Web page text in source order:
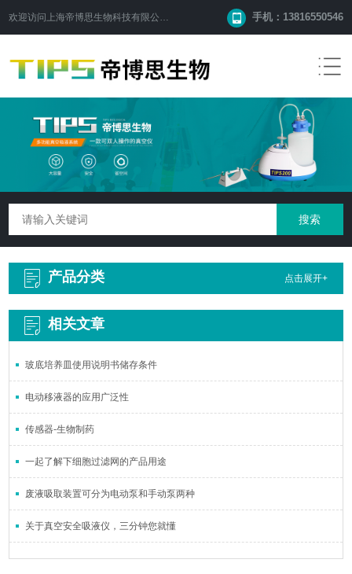
欢迎访问 上海帝博思生物科技有限公司 手机：13816550546
产品分类 点击展开+
相关文章
玻底培养皿使用说明书储存条件
电动移液器的应用广泛性
传感器-生物制药
一起了解下细胞过滤网的产品用途
废液吸取装置可分为电动泵和手动泵两种
关于真空安全吸液仪，三分钟您就懂